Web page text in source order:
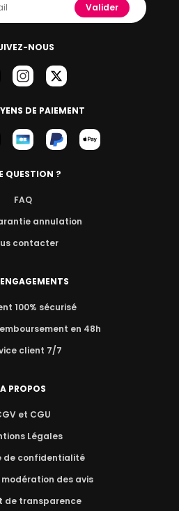
NOUS
DE PAIEMENT
Valider
QUESTION ?
FAQ
annulation
contacter
100% sécurisé
en 48h
client 7/7
A PROPOS
et CGU
Légales
de confidentialité
des avis
de transparence